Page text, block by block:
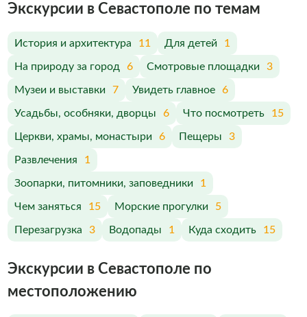
Экскурсии в Севастополе по темам
История и архитектура 11 Для детей 1
На природу за город 6 Смотровые площадки 3
Музеи и выставки 7 Увидеть главное 6
Усадьбы, особняки, дворцы 6 Что посмотреть 15
Церкви, храмы, монастыри 6 Пещеры 3
Развлечения 1
Зоопарки, питомники, заповедники 1
Чем заняться 15 Морские прогулки 5
Перезагрузка 3 Водопады 1 Куда сходить 15
Экскурсии в Севастополе по
меcтоположению